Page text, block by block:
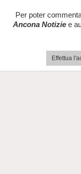
Per poter
Ancona Notizie e
Effettua